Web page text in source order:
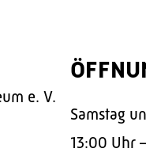
e. V.
Samstag
13:00 Uhr